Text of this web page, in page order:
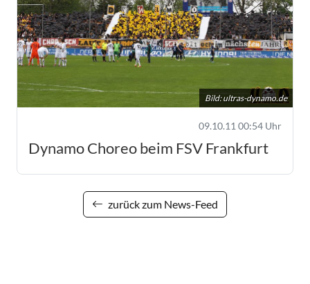
Bild:ultras-dynamo.de
09.10.11 00:54 Uhr
Dynamo Choreo beim FSV Frankfurt
zurück zum News-Feed